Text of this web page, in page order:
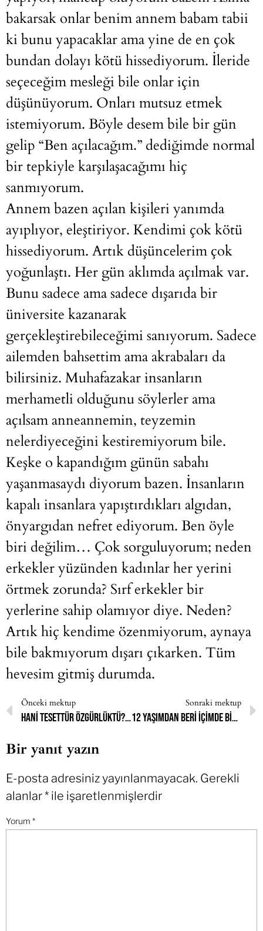
bakarsak onlar benim annem babam tabii
ki bunu yapacaklar ama yine de en çok
bundan dolayı kötü hissediyorum. İleride
seçeceğim mesleği bile onlar için
düşünüyorum. Onları mutsuz etmek
istemiyorum. Böyle desem bile bir gün
gelip “Ben açılacağım.” dediğimde normal
bir tepkiyle karşılaşacağımı hiç
sanmıyorum.
Annem bazen açılan kişileri yanımda
ayıplıyor, eleştiriyor. Kendimi çok kötü
hissediyorum. Artık düşüncelerim çok
yoğunlaştı. Her gün aklımda açılmak var.
Bunu sadece ama sadece dışarıda bir
üniversite kazanarak
gerçekleştirebileceğimi sanıyorum. Sadece
ailemden bahsettim ama akrabaları da
bilirsiniz. Muhafazakar insanların
merhametli olduğunu söylerler ama
açılsam anneannemin, teyzemin
nelerdiyeceğini kestiremiyorum bile.
Keşke o kapandığım günün sabahı
yaşanmasaydı diyorum bazen. İnsanların
kapalı insanlara yapıştırdıkları algıdan,
önyargıdan nefret ediyorum. Ben öyle
biri değilim… Çok sorguluyorum; neden
erkekler yüzünden kadınlar her yerini
örtmek zorunda? Sırf erkekler bir
yerlerine sahip olamıyor diye. Neden?
Artık hiç kendime özenmiyorum, aynaya
bile bakmıyorum dışarı çıkarken. Tüm
hevesim gitmiş durumda.
Önceki mektup
Hani tesettür özgürlüktü? Ben niye öyle hissetmiyorum?
Sonraki mektup
12 yaşımdan beri içimde bitmek bilmeyen bir arzu vardı açık olmaya dair
Bir yanıt yazın
E-posta adresiniz yayınlanmayacak. Gerekli
alanlar* ile işaretlenmişlerdir
Yorum *